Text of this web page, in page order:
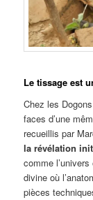
Le tissage est
Chez les
faces d’une
recueillis par
la révélation
comme
divine où
pièces